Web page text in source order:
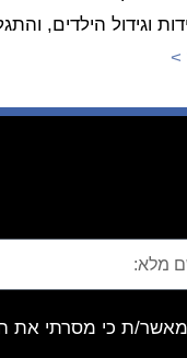
וגידול הילדים,
>
מאשר/ת כי מסרתי את